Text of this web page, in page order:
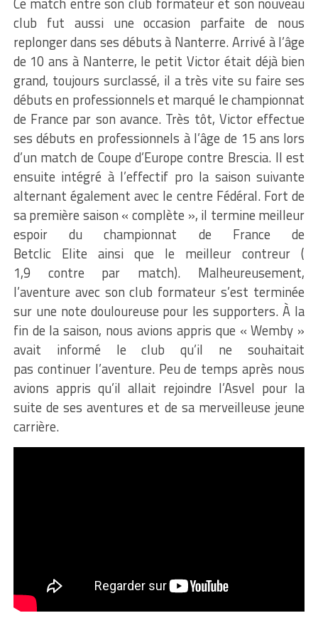
club fut aussi une occasion parfaite de nous
replonger dans ses débuts à Nanterre.Arrivé à l’âge
de 10 ans à Nanterre, le petit Victor était déjà bien
grand, toujours surclassé, il a très vite su faire ses
débutsen professionnels et marqué le championnat
de France par son avance.Très tôt, Victor effectue
ses débuts en professionnels à l’âge de 15 ans lors
d’un match de Coupe d’Europe contre Brescia.Il est
ensuite intégré à l’effectif pro la saison suivante
alternant également avec le centre Fédéral.Fort de
sa première saison « complète », il termine meilleur
espoir du championnat de France de
Betclic Elite ainsi que le meilleurcontreur (
1,9 contre par match). Malheureusement,
l’aventure avec son club formateur s’est terminée
sur une note douloureuse pour les supporters. À la
fin de la saison, nous avions appris que «Wemby »
avait informé le club qu’il ne souhaitait
pas continuer l’aventure.Peu de temps après nous
avions appris qu’il allait rejoindre l’Asvel pour la
suite de ses aventures et de sa merveilleuse jeune
carrière.